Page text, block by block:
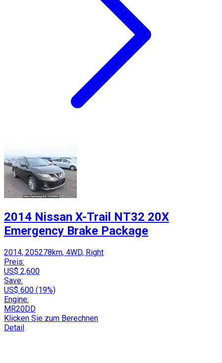
2014 Nissan X-Trail NT32 20X
Emergency Brake Package
2014, 205278km, 4WD, Right
Preis:
US$ 2,600
Save:
US$ 600 (19%)
Engine:
MR20DD
Klicken Sie zum Berechnen
Detail